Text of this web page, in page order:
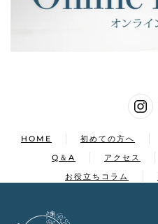
HOME 初めての方へ
Q＆A
アクセス
お役立ちコラム